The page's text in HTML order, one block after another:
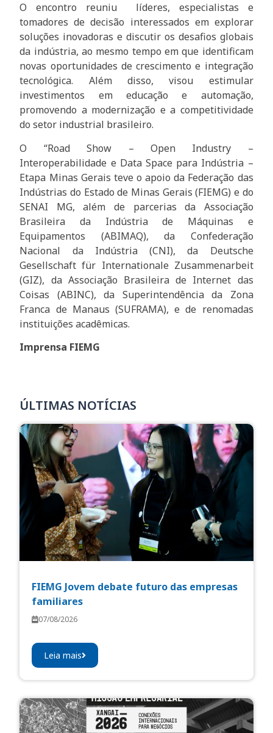
O encontro reuniu líderes, especialistas e
tomadores de decisão interessados em explorar
soluções inovadoras e discutir os desafios globais
da indústria, ao mesmo tempo em que identificam
novas oportunidades de crescimento e integração
tecnológica. Além disso, visou estimular
investimentos em educação e automação,
promovendo a modernização e a competitividade
do setor industrial brasileiro.
O “Road Show – Open Industry –
Interoperabilidade e Data Space para Indústria –
Etapa Minas Gerais teve o apoio da Federação das
Indústrias do Estado de Minas Gerais (FIEMG) e do
SENAI MG, além de parcerias da Associação
Brasileira da Indústria de Máquinas e
Equipamentos (ABIMAQ), da Confederação
Nacional da Indústria (CNI), da Deutsche
Gesellschaft für Internationale Zusammenarbeit
(GIZ), da Associação Brasileira de Internet das
Coisas (ABINC), da Superintendência da Zona
Franca de Manaus (SUFRAMA), e de renomadas
instituições acadêmicas.
Imprensa FIEMG
ÚLTIMAS NOTÍCIAS
FIEMG Jovem debate futuro das empresas
familiares
07/08/2026
Leia mais